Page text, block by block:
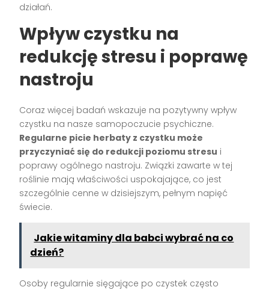
działań.
Wpływ czystku na
redukcję stresu i poprawę
nastroju
Coraz więcej badań wskazuje na pozytywny wpływ
czystku na nasze samopoczucie psychiczne.
Regularne picie herbaty z czystku może
przyczyniać się do redukcji poziomu stresu i
poprawy ogólnego nastroju. Związki zawarte w tej
roślinie mają właściwości uspokajające, co jest
szczególnie cenne w dzisiejszym, pełnym napięć
świecie.
Jakie witaminy dla babci wybrać na co
dzień?
Osoby regularnie sięgające po czystek często